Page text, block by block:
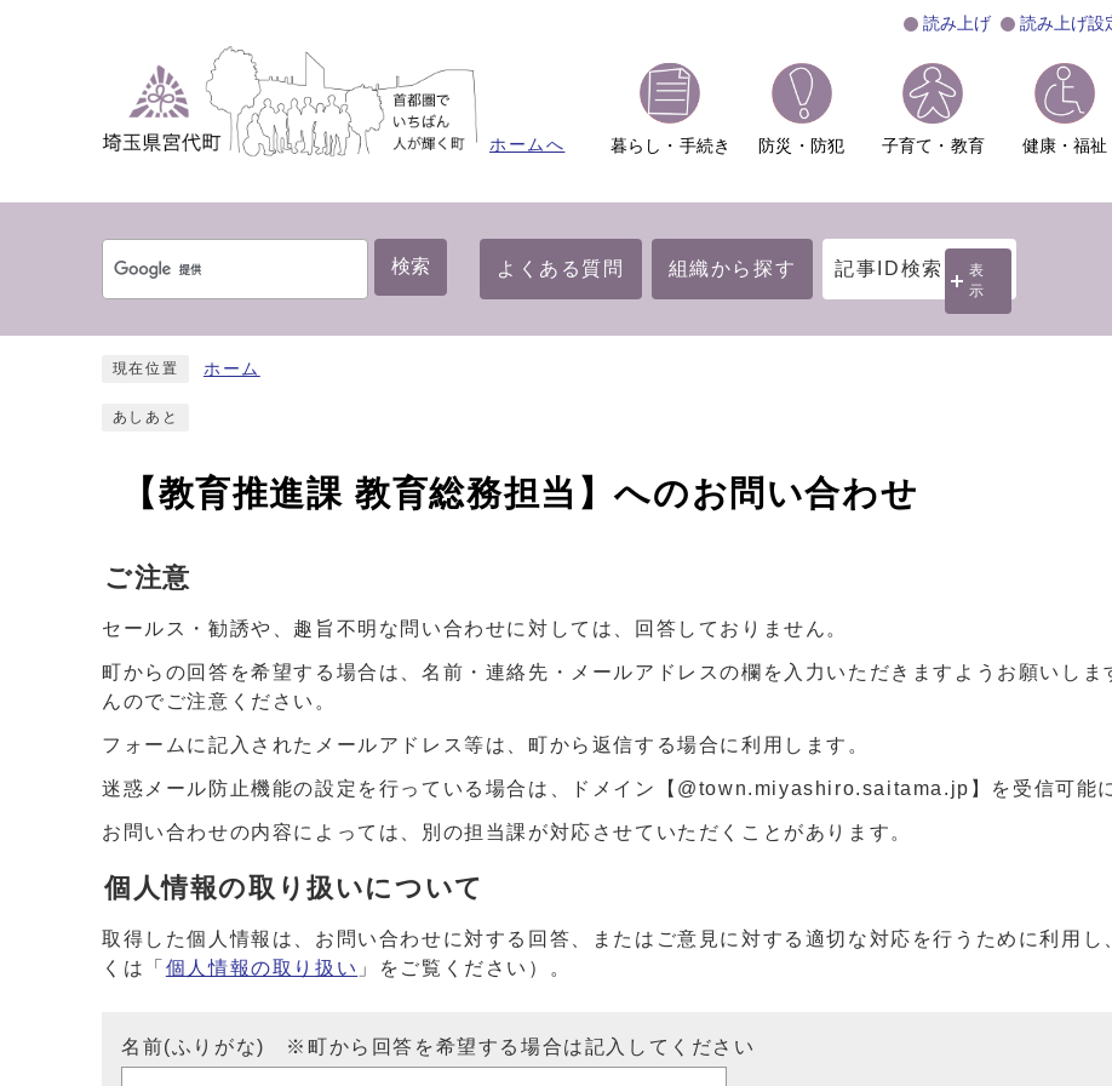
読み上げ 読み上げ設
ホームへ 暮らし・手続き 防災・防犯 子育て・教育 健康・福祉
検索 よくある質問 組織から探す 記事ID検索
表
示
現在位置 ホーム
あしあと
【教育推進課 教育総務担当】へのお問い合わせ
ご注意
セールス・勧誘や、趣旨不明な問い合わせに対しては、回答しておりません。
町からの回答を希望する場合は、名前・連絡先・メールアドレスの欄を入力いただきますようお願いし
んのでご注意ください。
フォームに記入されたメールアドレス等は、町から返信する場合に利用します。
迷惑メール防止機能の設定を行っている場合は、ドメイン【@town.miyashiro.saitama.jp】を受信可能
お問い合わせの内容によっては、別の担当課が対応させていただくことがあります。
個人情報の取り扱いについて
取得した個人情報は、お問い合わせに対する回答、またはご意見に対する適切な対応を行うために利用
くは「 個人情報の取り扱い 」をご覧ください）。
名前(ふりがな) ※町から回答を希望する場合は記入してください